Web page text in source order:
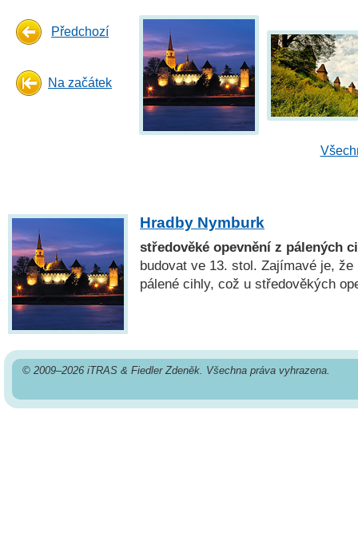
Předchozí
Na začátek
Hradby Nymburk
středověké opevnění z pálených
budovat ve 13. stol. Zajímavé je,
pálené cihly, což u středověkých
© 2009–2026 iTRAS & Fiedler Zdeněk. Všechna práva vyhrazena.